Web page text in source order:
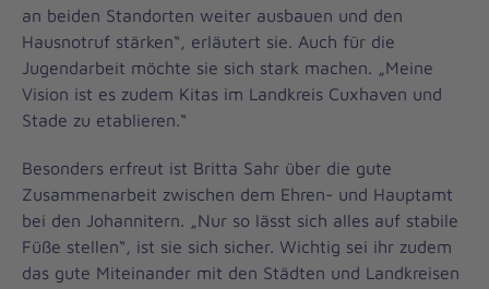
an beiden Standorten weiter ausbauen und den
Hausnotruf stärken“, erläutert sie. Auch für die
Jugendarbeit möchte sie sich stark machen. „Meine
Vision ist es zudem Kitas im Landkreis Cuxhaven und
Stade zu etablieren.“
Besonders erfreut ist Britta Sahr über die gute
Zusammenarbeit zwischen dem Ehren- und Hauptamt
bei den Johannitern. „Nur so lässt sich alles auf stabile
Füße stellen“, ist sie sich sicher. Wichtig sei ihr zudem
das gute Miteinander mit den Städten und Landkreisen